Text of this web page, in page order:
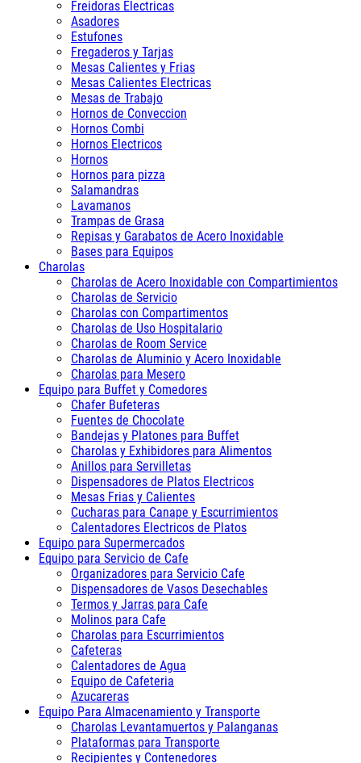
Freidoras Electricas
Asadores
Estufones
Fregaderos y Tarjas
Mesas Calientes y Frias
Mesas Calientes Electricas
Mesas de Trabajo
Hornos de Conveccion
Hornos Combi
Hornos Electricos
Hornos
Hornos para pizza
Salamandras
Lavamanos
Trampas de Grasa
Repisas y Garabatos de Acero Inoxidable
Bases para Equipos
Charolas
Charolas de Acero Inoxidable con Compartimientos
Charolas de Servicio
Charolas con Compartimentos
Charolas de Uso Hospitalario
Charolas de Room Service
Charolas de Aluminio y Acero Inoxidable
Charolas para Mesero
Equipo para Buffet y Comedores
Chafer Bufeteras
Fuentes de Chocolate
Bandejas y Platones para Buffet
Charolas y Exhibidores para Alimentos
Anillos para Servilletas
Dispensadores de Platos Electricos
Mesas Frias y Calientes
Cucharas para Canape y Escurrimientos
Calentadores Electricos de Platos
Equipo para Supermercados
Equipo para Servicio de Cafe
Organizadores para Servicio Cafe
Dispensadores de Vasos Desechables
Termos y Jarras para Cafe
Molinos para Cafe
Charolas para Escurrimientos
Cafeteras
Calentadores de Agua
Equipo de Cafeteria
Azucareras
Equipo Para Almacenamiento y Transporte
Charolas Levantamuertos y Palanganas
Plataformas para Transporte
Recipientes y Contenedores